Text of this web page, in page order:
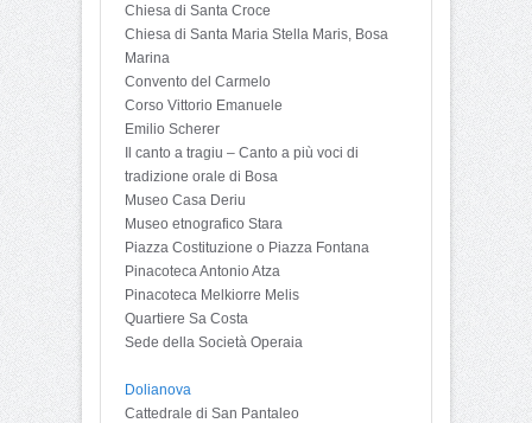
Chiesa di Santa Croce
Chiesa di Santa Maria Stella Maris, Bosa
Marina
Convento del Carmelo
Corso Vittorio Emanuele
Emilio Scherer
Il canto a tragiu – Canto a più voci di
tradizione orale di Bosa
Museo Casa Deriu
Museo etnografico Stara
Piazza Costituzione o Piazza Fontana
Pinacoteca Antonio Atza
Pinacoteca Melkiorre Melis
Quartiere Sa Costa
Sede della Società Operaia
Dolianova
Cattedrale di San Pantaleo